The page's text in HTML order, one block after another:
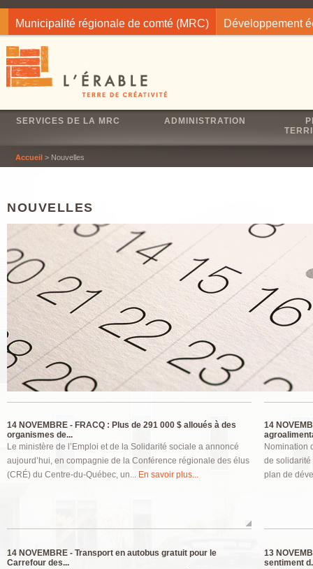
Municipalité régionale de comté (MRC) Développement
SERVICES DE LA MRC ADMINISTRATION
Accueil > Nouvelles
NOUVELLES
14 NOVEMBRE - FRACQ : Plus de 291 000 $ alloués à des
organismes de...
Le ministère de l’Emploi et de la Solidarité sociale a annoncé
aujourd’hui, en compagnie de la Conférence régionale des élus
(CRÉ) du Centre-du-Québec, un... En savoir plus...
14
Nomination
de solidarité
plan de
14 NOVEMBRE - Transport en autobus gratuit pour le
Carrefour des...
13
sentiment
Pages